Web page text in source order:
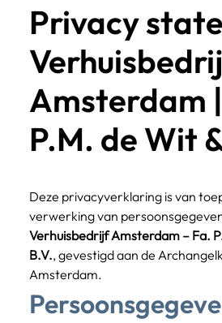
Privacy
Amsterdam
P.M. de Wit
Deze privacyverklaring is van
verwerking van
Verhuisbedrijf Amsterdam – Fa.
B.V., gevestigd aan de
Amsterdam.